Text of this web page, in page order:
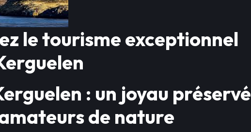
le tourisme exceptionnel
: un joyau préservé
de nature